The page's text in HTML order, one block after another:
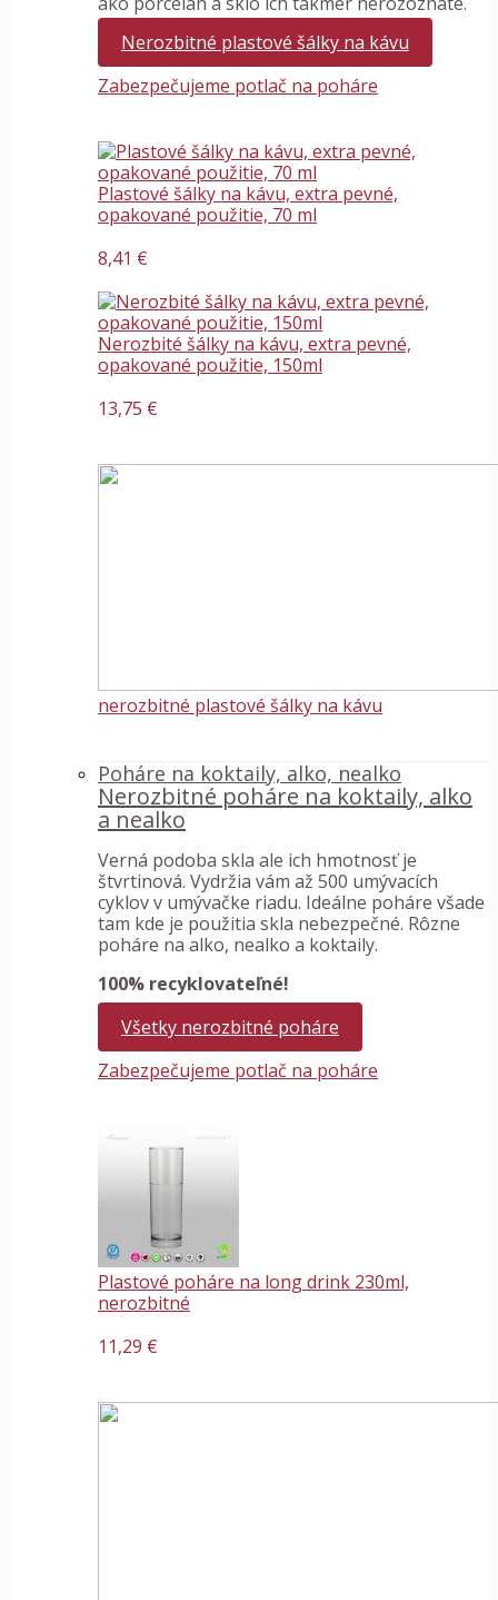
Nerozbitné plastové šálky na kávu
Zabezpečujeme potlač na poháre
Plastové šálky na kávu, extra pevné,
opakované použitie, 70 ml
8,41 €
Nerozbité šálky na kávu, extra pevné,
opakované použitie, 150ml
13,75 €
nerozbitné plastové šálky na kávu
Poháre na koktaily, alko, nealko
Nerozbitné poháre na koktaily, alko
a nealko
Verná podoba skla ale ich hmotnosť je
štvrtinová. Vydržia vám až 500 umývacích
cyklov v umývačke riadu. Ideálne poháre všade
tam kde je použitia skla nebezpečné. Rôzne
poháre na alko, nealko a koktaily.
100% recyklovateľné!
Všetky nerozbitné poháre
Zabezpečujeme potlač na poháre
Plastové poháre na long drink 230ml,
nerozbitné
11,29 €